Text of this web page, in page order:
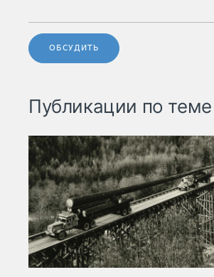
ОБСУДИТЬ
Публикации по теме